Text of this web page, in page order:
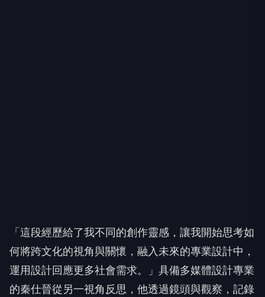
「這段經歷給了我不同的創作靈感，讓我開始思考如
何將跨文化的視角與關懷，融入未來的專業設計中，
運用設計回應更多社會需求。」具備多媒體設計專業
的秦仕晉從另一視角反思，他透過鏡頭與觀察，記錄